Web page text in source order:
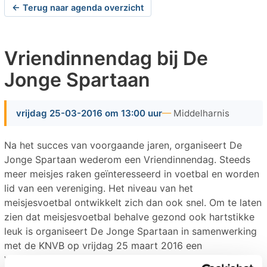
← Terug naar agenda overzicht
Vriendinnendag bij De
Jonge Spartaan
vrijdag 25-03-2016 om 13:00 uur Middelharnis
Na het succes van voorgaande jaren, organiseert De
Jonge Spartaan wederom een Vriendinnendag. Steeds
meer meisjes raken geïnteresseerd in voetbal en worden
lid van een vereniging. Het niveau van het
meisjesvoetbal ontwikkelt zich dan ook snel. Om te laten
zien dat meisjesvoetbal behalve gezond ook hartstikke
leuk is organiseert De Jonge Spartaan in samenwerking
met de KNVB op vrijdag 25 maart 2016 een
Vriendinnendag. Deze middag is bedoeld voor meisjes